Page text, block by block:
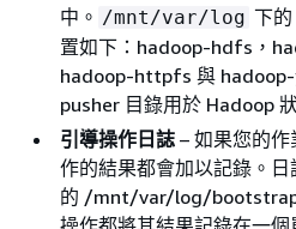
中。 /mnt/var/log 下
置如下：hadoop-hdfs，
hadoop-httpfs 與
pusher 目錄用於 Hadoop
引導操作日誌 – 如果您的
作的結果都會加以記錄。
的 /mnt/var/log/